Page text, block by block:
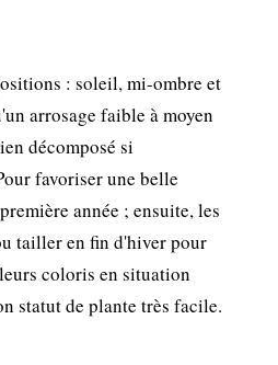
: soleil, mi-ombre et
arrosage faible à moyen
décomposé si
favoriser une belle
année ; ensuite, les
tailler en fin d'hiver pour
coloris en situation
statut de plante très facile.